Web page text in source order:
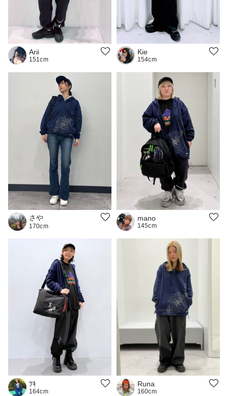
Arii
151cm
Kie
154cm
さや
170cm
mano
145cm
ﾂｷ
164cm
Runa
160cm